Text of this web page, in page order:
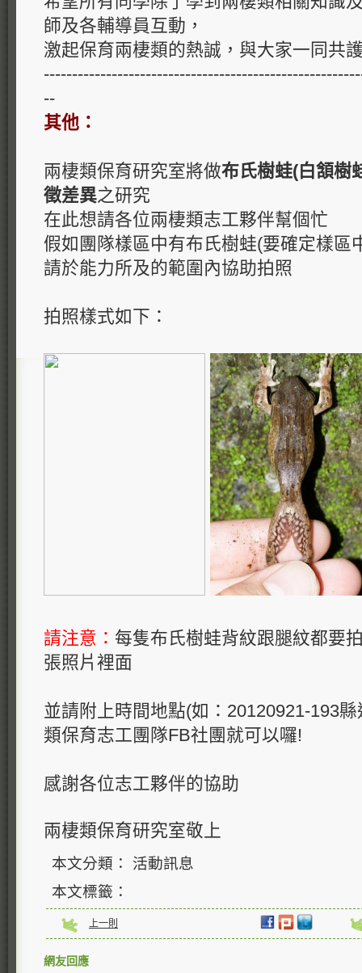
師及各輔導員互動，
激起保育兩棲類的熱誠，與大家一同共
--
其他：
兩棲類保育研究室將做布氏樹蛙(白頷樹
徵差異之研究
在此想請各位兩棲類志工夥伴幫個忙
假如團隊樣區中有布氏樹蛙(要確定樣區
請於能力所及的範圍內協助拍照
拍照樣式如下：
請注意： 每隻布氏樹蛙背紋跟腿紋都要
張照片裡面
並請附上時間地點(如：20120921-193
類保育志工團隊FB社團就可以囉!
感謝各位志工夥伴的協助
兩棲類保育研究室敬上
本文分類： 活動訊息
本文標籤：
上一則
網友回應